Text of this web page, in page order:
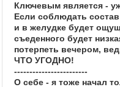
Ключевым является -
Если соблюдать
и в желудке будет
съеденного будет
потерпеть вечером,
ЧТО УГОДНО!
------------------------
О себе - я тоже начал